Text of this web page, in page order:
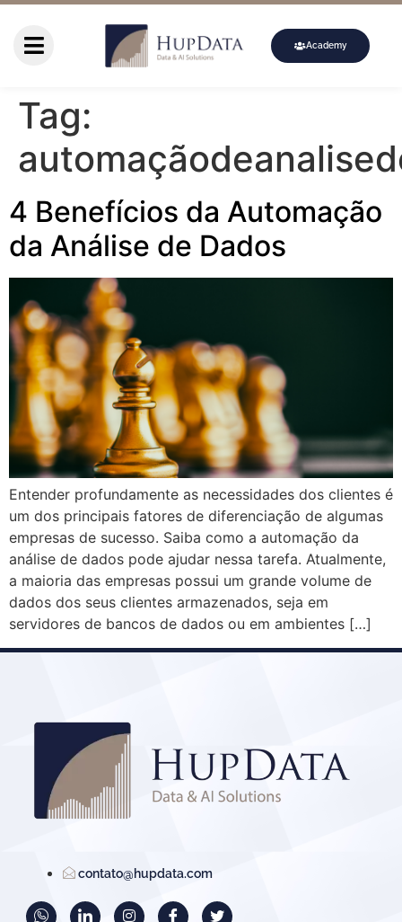
Academy
Tag:
4 Benefícios da Automação
da Análise de Dados
Entender profundamente as necessidades dos clientes é
um dos principais fatores de diferenciação de algumas
empresas de sucesso. Saiba como a automação da
análise de dados pode ajudar nessa tarefa. Atualmente,
a maioria das empresas possui um grande volume de
dados dos seus clientes armazenados, seja em
servidores de bancos de dados ou em ambientes […]
contato@hupdata.com